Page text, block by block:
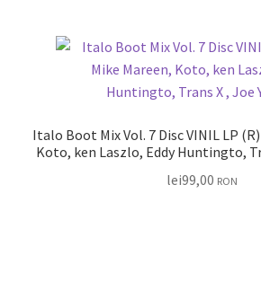
Italo Boot Mix Vol. 7 Disc VINIL LP (R) VG+ Mike Mareen,
Koto, ken Laszlo, Eddy Huntingto,
lei99,00 RON